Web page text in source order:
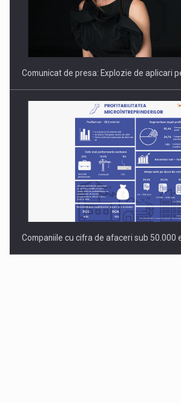
PUTTING ROMANIAN CORPORATE
INTERNATIONAL BUSINESS SCENE
Comunicat de presa: Explozie de aplicari
Companiile cu cifra de afaceri sub 50.000